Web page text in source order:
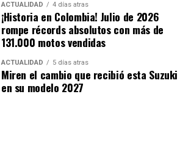
ACTUALIDAD 4 días atras
¡Historia en Colombia! Julio de 2026
rompe récords absolutos con más de
131.000 motos vendidas
ACTUALIDAD 5 días atras
Miren el cambio que recibió esta Suzuki
en su modelo 2027